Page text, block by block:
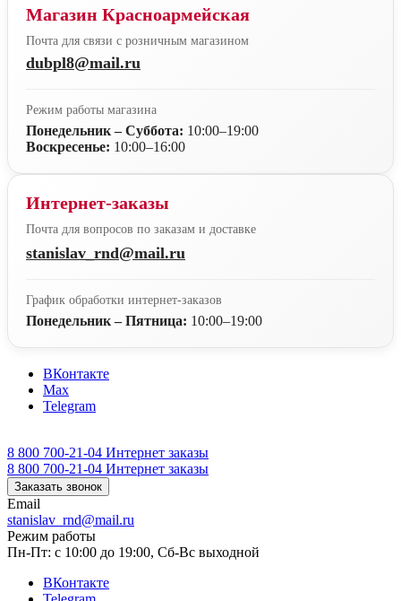
Магазин Красноармейская
Почта для связи с розничным магазином
dubpl8@mail.ru
Режим работы магазина
Понедельник – Суббота: 10:00–19:00
Воскресенье: 10:00–16:00
Интернет-заказы
Почта для вопросов по заказам и доставке
stanislav_rnd@mail.ru
График обработки интернет-заказов
Понедельник – Пятница: 10:00–19:00
ВКонтакте
Max
Telegram
8 800 700-21-04 Интернет заказы
8 800 700-21-04 Интернет заказы
Заказать звонок
Email
stanislav_rnd@mail.ru
Режим работы
Пн-Пт: с 10:00 до 19:00, Сб-Вс выходной
ВКонтакте